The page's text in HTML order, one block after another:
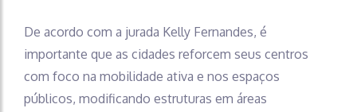
De acordo com a jurada Kelly Fernandes, é
importante que as cidades reforcem seus centros
com foco na mobilidade ativa e nos espaços
públicos, modificando estruturas em áreas